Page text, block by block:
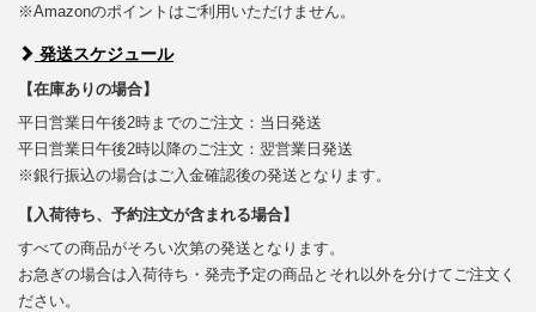
※Amazonのポイントはご利用いただけません。
発送スケジュール
【在庫ありの場合】
平日営業日午後2時までのご注文：当日発送
平日営業日午後2時以降のご注文：翌営業日発送
※銀行振込の場合はご入金確認後の発送となります。
【入荷待ち、予約注文が含まれる場合】
すべての商品がそろい次第の発送となります。
お急ぎの場合は入荷待ち・発売予定の商品とそれ以外を分けてご注文く
ださい。